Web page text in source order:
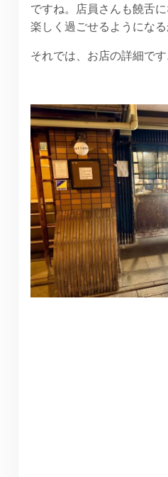
ですね。店員さんも饒舌
楽しく過ごせるようになる
それでは、お店の詳細で